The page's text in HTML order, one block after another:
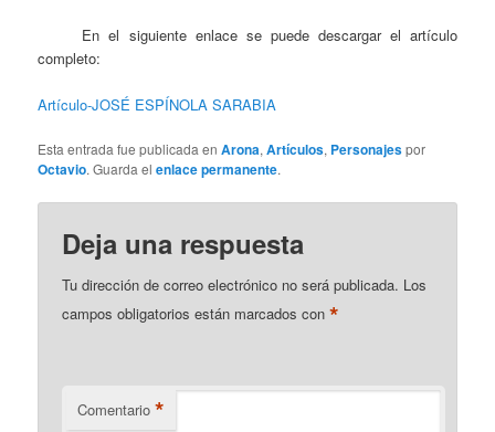
En el siguiente enlace se puede descargar el artículo
completo:
Artículo-JOSÉ ESPÍNOLA SARABIA
Esta entrada fue publicada enArona,Artículos, Personajespor
Octavio. Guarda elenlace permanente.
Deja una respuesta
Tu dirección de correo electrónico no será publicada. Los
campos obligatorios están marcados con*
Comentario *